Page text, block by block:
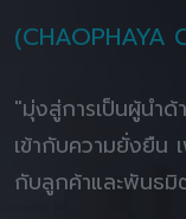
(CHAOPHAYA
"มุ่งสู่การเป็นผู้นำด้
เข้ากับความยั่งยืน
กับลูกค้าและพันธมิ